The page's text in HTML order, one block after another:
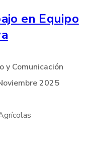
en Equipo
y Comunicación
2025